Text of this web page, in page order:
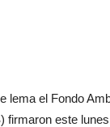
lema el Fondo
este